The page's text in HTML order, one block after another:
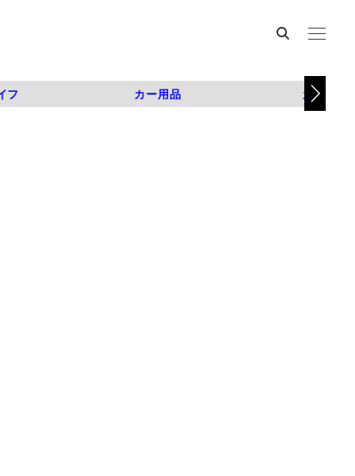
フ カー用品 カスタム